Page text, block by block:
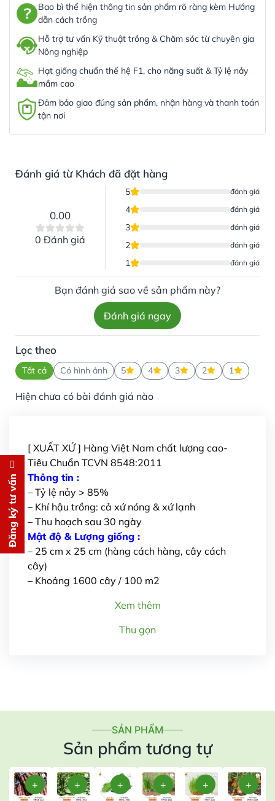
Bao bì thể hiện thông tin sản phẩm rõ ràng kèm Hướng
dẫn cách trồng
Hỗ trợ tư vấn Kỹ thuật trồng & Chăm sóc từ chuyên gia
Nông nghiệp
Hạt giống chuẩn thế hệ F1, cho năng suất & Tỷ lệ nảy
mầm cao
Đảm bảo giao đúng sản phẩm, nhận hàng và thanh toán
tận nơi
Đánh giá từ Khách đã đặt hàng
0.00
0 Đánh giá
5 đánh giá
4 đánh giá
3 đánh giá
2 đánh giá
1 đánh giá
Bạn đánh giá sao về sản phẩm này?
Đánh giá ngay
Lọc theo
Tất cả Có hình ảnh 5 4 3 2 1
Hiện chưa có bài đánh giá nào
[ XUẤT XỨ ] Hàng Việt Nam chất lượng cao-
Tiêu Chuẩn TCVN 8548:2011
Thông tin :
– Tỷ lệ nảy > 85%
– Khí hậu trồng: cả xứ nóng & xứ lạnh
– Thu hoạch sau 30 ngày
Mật độ & Lượng giống :
– 25 cm x 25 cm (hàng cách hàng, cây cách
cây)
– Khoảng 1600 cây / 100 m2
Xem thêm
Thu gọn
SẢN PHẨM
Sản phẩm tương tự
Đăng ký tư vấn Đăng ký tư vấn
Chúng tôi sẽ gọi lại tư vấn MIỄN
PHÍ
cho bạn ngay lập tức
Gửi thông tin